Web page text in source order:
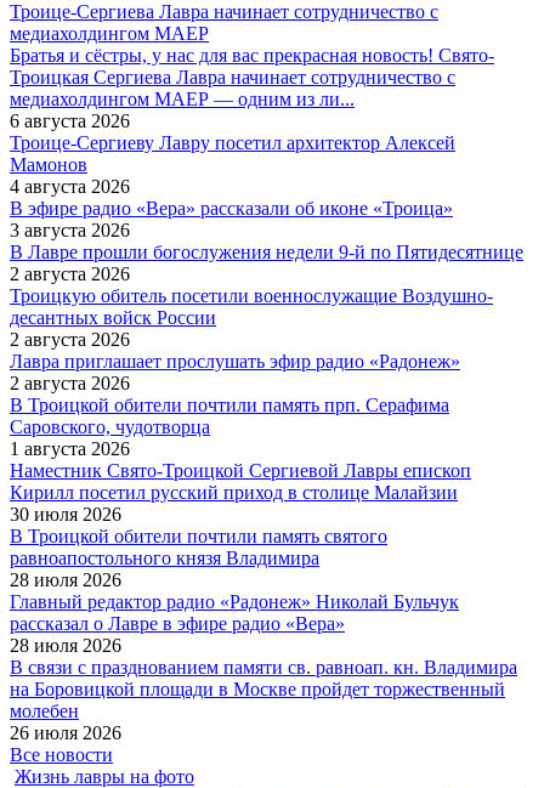
Троице-Сергиева Лавра начинает сотрудничество с
медиахолдингом МАЕР
Братья и сёстры, у нас для вас прекрасная новость! Свято-
Троицкая Сергиева Лавра начинает сотрудничество с
медиахолдингом МАЕР — одним из ли...
6 августа 2026
Троице-Сергиеву Лавру посетил архитектор Алексей
Мамонов
4 августа 2026
В эфире радио «Вера» рассказали об иконе «Троица»
3 августа 2026
В Лавре прошли богослужения недели 9-й по Пятидесятнице
2 августа 2026
Троицкую обитель посетили военнослужащие Воздушно-
десантных войск России
2 августа 2026
Лавра приглашает прослушать эфир радио «Радонеж»
2 августа 2026
В Троицкой обители почтили память прп. Серафима
Саровского, чудотворца
1 августа 2026
Наместник Свято-Троицкой Сергиевой Лавры епископ
Кирилл посетил русский приход в столице Малайзии
30 июля 2026
В Троицкой обители почтили память святого
равноапостольного князя Владимира
28 июля 2026
Главный редактор радио «Радонеж» Николай Бульчук
рассказал о Лавре в эфире радио «Вера»
28 июля 2026
В связи с празднованием памяти св. равноап. кн. Владимира
на Боровицкой площади в Москве пройдет торжественный
молебен
26 июля 2026
Все новости
Жизнь лавры на фото